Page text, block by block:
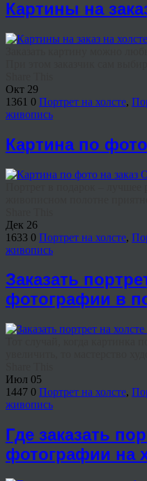
Картины на
Окт 29
1361 0 Портрет на холсте,
живопись
Картина по
Дек 26
1633 0 Портрет на холсте,
живопись
Заказать
фотографии в
Июл 05
1447 0 Портрет на холсте,
живопись
Где заказать
фотографии на